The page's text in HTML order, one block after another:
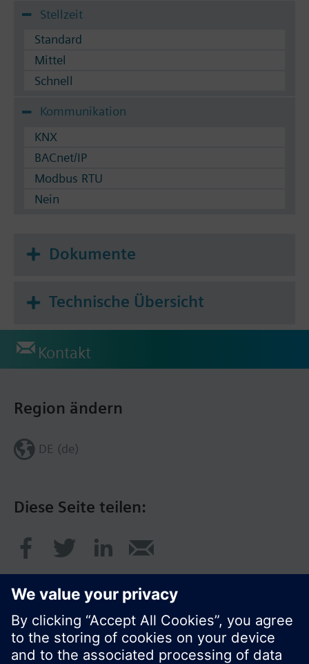
Stellzeit
Standard
Mittel
Schnell
Kommunikation
KNX
BACnet/IP
Modbus RTU
Nein
Dokumente
Technische Übersicht
Kontakt
Diese Seite teilen:
Region ändern
DE (de)